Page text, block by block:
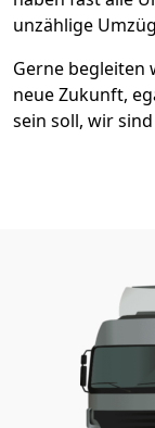
unzählige
Gerne begleiten
neue Zukunft,
sein soll, wir